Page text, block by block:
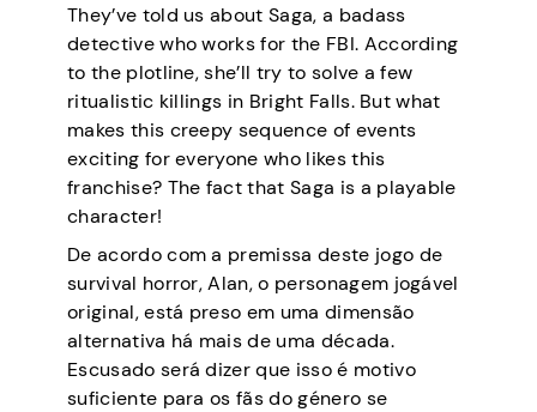
They’ve told us about Saga, a badass
detective who works for the FBI. According
to the plotline, she’ll try to solve a few
ritualistic killings in Bright Falls. But what
makes this creepy sequence of events
exciting for everyone who likes this
franchise? The fact that Saga is a playable
character!
De acordo com a premissa deste jogo de
survival horror, Alan, o personagem jogável
original, está preso em uma dimensão
alternativa há mais de uma década.
Escusado será dizer que isso é motivo
suficiente para os fãs do género se